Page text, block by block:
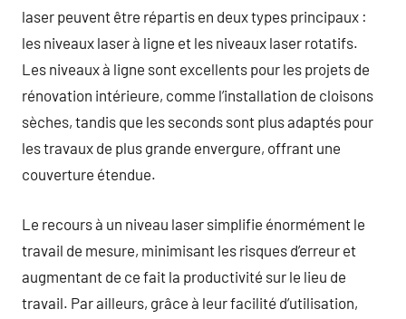
laser peuvent être répartis en deux types principaux :
les niveaux laser à ligne et les niveaux laser rotatifs.
Les niveaux à ligne sont excellents pour les projets de
rénovation intérieure, comme l’installation de cloisons
sèches, tandis que les seconds sont plus adaptés pour
les travaux de plus grande envergure, offrant une
couverture étendue.
Le recours à un niveau laser simplifie énormément le
travail de mesure, minimisant les risques d’erreur et
augmentant de ce fait la productivité sur le lieu de
travail. Par ailleurs, grâce à leur facilité d’utilisation,